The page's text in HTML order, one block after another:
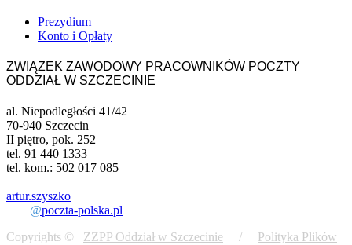
Prezydium
Konto i Opłaty
ZWIĄZEK ZAWODOWY PRACOWNIKÓW POCZTY
ODDZIAŁ W SZCZECINIE
al. Niepodległości 41/42
70-940 Szczecin
II piętro, pok. 252
tel. 91 440 1333
tel. kom.: 502 017 085
artur.szyszko
@poczta-polska.pl
Copyrights © ZZPP Oddział w Szczecinie / Polityka Plików